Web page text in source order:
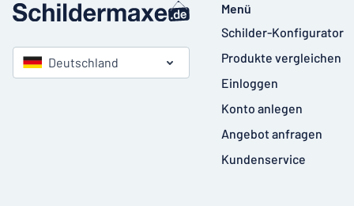
Deutschland
Menü
Schilder-Konfigurator
Produkte vergleichen
Einloggen
Konto anlegen
Angebot anfragen
Kundenservice